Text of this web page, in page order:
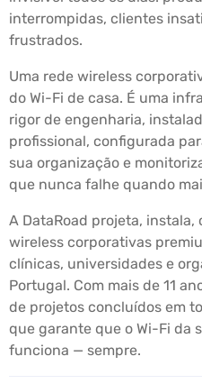
interrompidas, clientes
frustrados.
Uma rede wireless
do Wi-Fi de casa. É uma
rigor de engenharia,
profissional, configurada
sua organização e
que nunca falhe quando
A DataRoad projeta,
wireless corporativas
clínicas, universidades e
Portugal. Com mais de 11
de projetos concluídos em
que garante que o Wi-Fi da
funciona — sempre.